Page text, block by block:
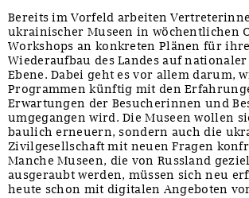
Bereits im Vorfeld arbeiten
ukrainischer Museen in wöchentlichen
Workshops an konkreten Plänen für
Wiederaufbau des Landes auf
Ebene. Dabei geht es vor allem darum,
Programmen künftig mit den
Erwartungen der Besucherinnen und
umgegangen wird. Die Museen wollen
baulich erneuern, sondern auch die
Zivilgesellschaft mit neuen Fragen
Manche Museen, die von Russland
ausgeraubt werden, müssen sich neu
heute schon mit digitalen Angeboten